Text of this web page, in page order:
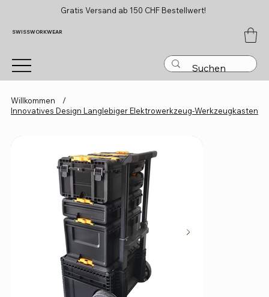
Gratis Versand ab 150 CHF Bestellwert!
SWISSWORKWEAR
Willkommen
/
Innovatives Design Langlebiger Elektrowerkzeug-Werkzeugkasten